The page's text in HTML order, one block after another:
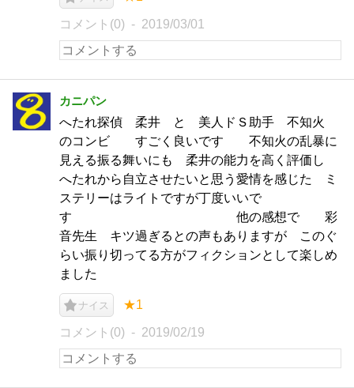
コメント(0) 2019/03/01
カニパン
へたれ探偵 柔井 と 美人ドＳ助手 不知火
のコンビ すごく良いです 不知火の乱暴に
見える振る舞いにも 柔井の能力を高く評価し
へたれから自立させたいと思う愛情を感じた ミ
ステリーはライトですが丁度いいで
す 他の感想で 彩
音先生 キツ過ぎるとの声もありますが このぐ
らい振り切ってる方がフィクションとして楽しめ
ました
ナイス ★1
コメント(0) 2019/02/19